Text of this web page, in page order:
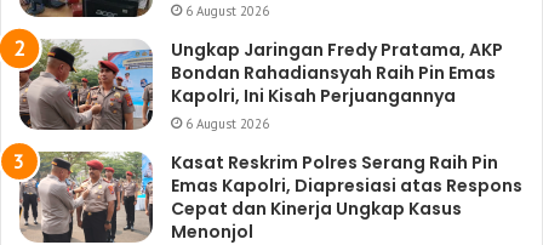
6 August 2026
Ungkap Jaringan Fredy Pratama, AKP
Bondan Rahadiansyah Raih Pin Emas
Kapolri, Ini Kisah Perjuangannya
6 August 2026
Kasat Reskrim Polres Serang Raih Pin
Emas Kapolri, Diapresiasi atas Respons
Cepat dan Kinerja Ungkap Kasus
Menonjol